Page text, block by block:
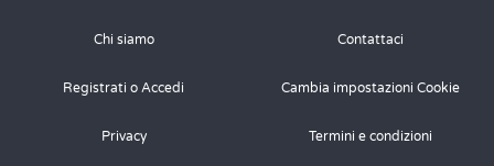
Chi siamo Contattaci
Registrati o Accedi Cambia impostazioni Cookie
Privacy Termini e condizioni